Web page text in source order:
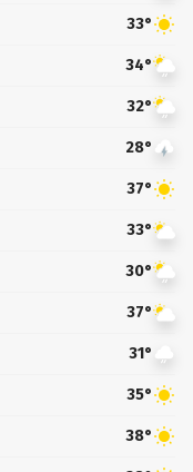
33°
34°
32°
28°
37°
33°
30°
37°
31°
35°
38°